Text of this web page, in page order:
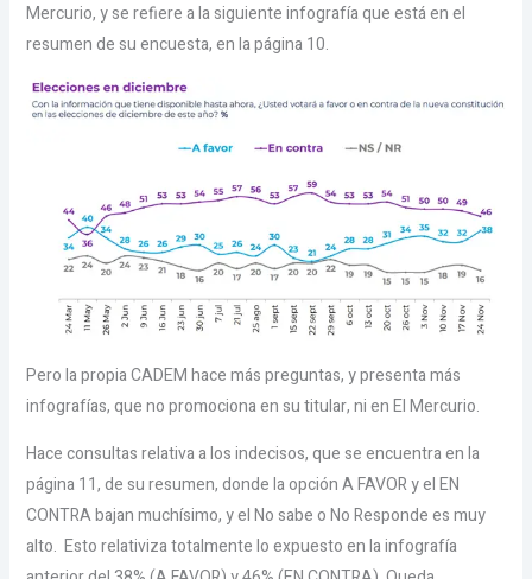
Mercurio, y se refiere a la siguiente infografía que está en el
resumen de su encuesta, en la página 10.
Pero la propia CADEM hace más preguntas, y presenta más
infografías, que no promociona en su titular, ni en El Mercurio.
Hace consultas relativa a los indecisos, que se encuentra en la
página 11, de su resumen, donde la opción A FAVOR y el EN
CONTRA bajan muchísimo, y el No sabe o No Responde es muy
alto. Esto relativiza totalmente lo expuesto en la infografía